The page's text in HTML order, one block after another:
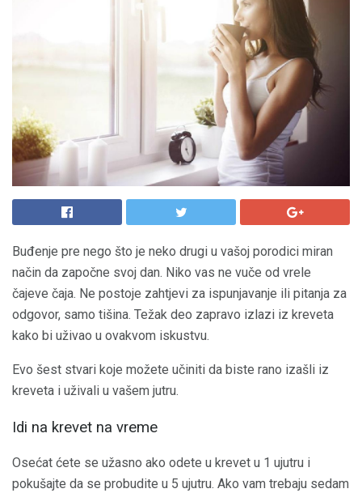
Buđenje pre nego što je neko drugi u vašoj porodici miran
način da započne svoj dan. Niko vas ne vuče od vrele
čajeve čaja. Ne postoje zahtjevi za ispunjavanje ili pitanja za
odgovor, samo tišina. Težak deo zapravo izlazi iz kreveta
kako bi uživao u ovakvom iskustvu.
Evo šest stvari koje možete učiniti da biste rano izašli iz
kreveta i uživali u vašem jutru.
Idi na krevet na vreme
Osećat ćete se užasno ako odete u krevet u 1 ujutru i
pokušajte da se probudite u 5 ujutru. Ako vam trebaju sedam